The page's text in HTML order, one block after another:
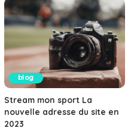
blog
Stream mon sport La
nouvelle adresse du site en
2023